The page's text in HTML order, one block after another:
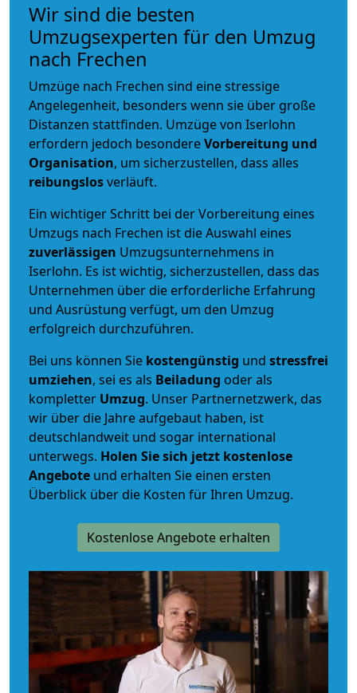
Wir sind die besten
Umzugsexperten für den Umzug
nach Frechen
Umzüge nach Frechen sind eine stressige
Angelegenheit, besonders wenn sie über große
Distanzen stattfinden. Umzüge von Iserlohn
erfordern jedoch besondereVorbereitung und
Organisation, um sicherzustellen, dass alles
reibungslosverläuft.
Ein wichtiger Schritt bei der Vorbereitung eines
Umzugs nach Frechen ist die Auswahl eines
zuverlässigen Umzugsunternehmens in
Iserlohn. Es ist wichtig, sicherzustellen, dass das
Unternehmen über die erforderliche Erfahrung
und Ausrüstung verfügt, um den Umzug
erfolgreich durchzuführen.
Bei uns können Sie kostengünstig und stressfrei
umziehen, sei es als Beiladung oder als
kompletter Umzug. Unser Partnernetzwerk, das
wir über die Jahre aufgebaut haben, ist
deutschlandweit und sogar international
unterwegs. Holen Sie sich jetzt kostenlose
Angebote und erhalten Sie einen ersten
Überblick über die Kosten für Ihren Umzug.
Kostenlose Angebote erhalten